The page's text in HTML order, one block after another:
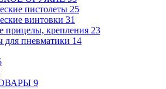
пистолеты 25
винтовки 31
прицелы, крепления 23
для пневматики 14
9